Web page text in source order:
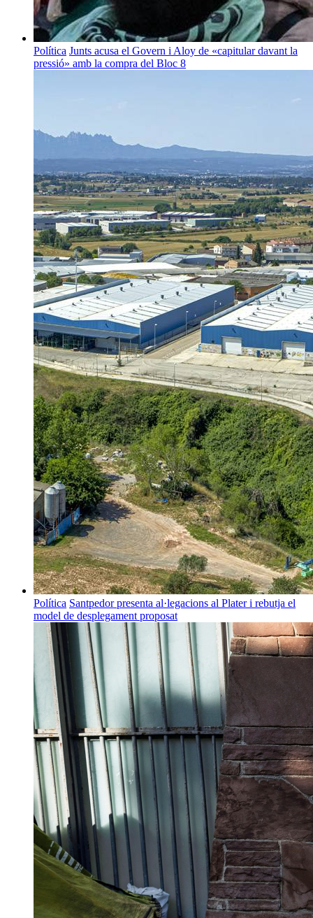
Política Junts acusa el Govern i Aloy de «capitular davant la
pressió» amb la compra del Bloc 8
Política Santpedor presenta al·legacions al Plater i rebutja el
model de desplegament proposat